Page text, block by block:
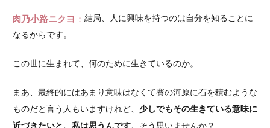
肉乃小路ニクヨ
結局、人に興味を持つのは自分を知ることに
なるからです。
この世に生まれて、何のために生きているのか。
まあ、最終的にはあまり意味はなくて賽の河原に石を積むような
ものだと言う人もいますけれど、 少しでもその生きている意味に
近づきたいと、私は思うんです。そう思いませんか？